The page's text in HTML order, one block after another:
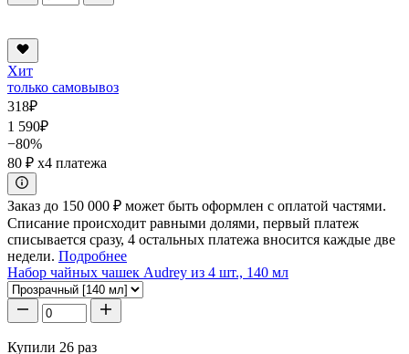
Хит
только самовывоз
318₽
1 590₽
−80%
80 ₽ x4 платежа
Заказ до 150 000 ₽ может быть оформлен с оплатой частями.
Списание происходит равными долями, первый платеж
списывается сразу, 4 остальных платежа вносится каждые две
недели. Подробнее
Набор чайных чашек Audrey из 4 шт., 140 мл
Купили 26 раз